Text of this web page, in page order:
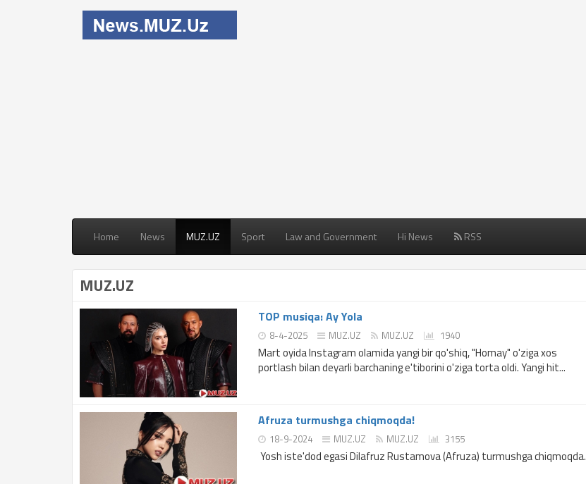
Home News MUZ.UZ Sport Law and Government Hi News RSS
MUZ.UZ
TOP musiqa: Ay Yola
8-4-2025 MUZ.UZ MUZ.UZ 1940
Mart oyida Instagram olamida yangi bir qo'shiq, "Homay" o'ziga xos
portlash bilan deyarli barchaning e'tiborini o'ziga torta oldi. Yangi hit...
Afruza turmushga chiqmoqda!
18-9-2024 MUZ.UZ MUZ.UZ 3155
Yosh iste'dod egasi Dilafruz Rustamova (Afruza) turmushga chiqmoqda.